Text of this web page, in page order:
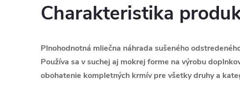
Charakteristika
Plnohodnotná mliečna náhrada sušeného
Používa sa v suchej aj mokrej forme na výrobu
obohatenie kompletných krmív pre všetky druhy a